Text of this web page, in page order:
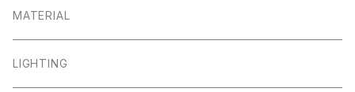
MATERIAL
LIGHTING